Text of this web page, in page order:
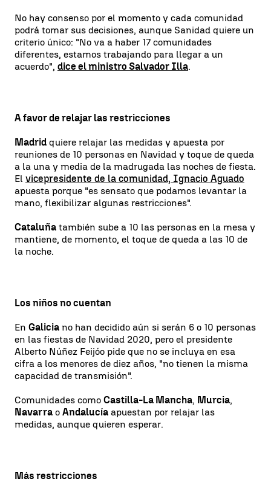
No hay consenso por el momento y cada comunidad
podrá tomar sus decisiones, aunque Sanidad quiere un
criterio único: "No va a haber 17 comunidades
diferentes, estamos trabajando para llegar a un
acuerdo", dice el ministro Salvador Illa.
A favor de relajar las restricciones
Madrid quiere relajar las medidas y apuesta por
reuniones de 10 personas en Navidad y toque de queda
a la una y media de la madrugada las noches de fiesta.
El vicepresidente de la comunidad, Ignacio Aguado
apuesta porque "es sensato que podamos levantar la
mano, flexibilizar algunas restricciones".
Cataluña también sube a 10 las personas en la mesa y
mantiene, de momento, el toque de queda a las 10 de
la noche.
Los niños no cuentan
En Galicia no han decidido aún si serán 6 o 10 personas
en las fiestas de Navidad 2020, pero el presidente
Alberto Núñez Feijóo pide que no se incluya en esa
cifra a los menores de diez años, "no tienen la misma
capacidad de transmisión".
Comunidades como Castilla-La Mancha, Murcia,
Navarra o Andalucía apuestan por relajar las
medidas, aunque quieren esperar.
Más restricciones